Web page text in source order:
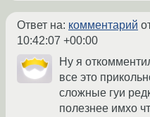
Ответ на: комментарий
10:42:07 +00:00
Ну я
все это
сложные гуи
полезнее имхо